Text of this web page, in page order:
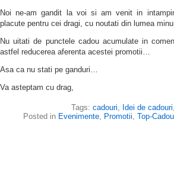
Noi ne-am gandit la voi si am venit in
placute pentru cei dragi, cu noutati din lumea
Nu uitati de punctele cadou acumulate in
astfel reducerea aferenta acestei promotii…
Asa ca nu stati pe ganduri…
Va asteptam cu drag,
Tags: cadouri, Idei de cadouri
Posted in Evenimente, Promotii, Top-